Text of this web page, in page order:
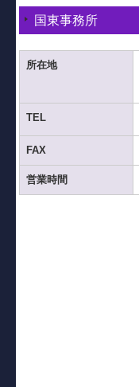
国東事務所
所在地
TEL
FAX
営業時間